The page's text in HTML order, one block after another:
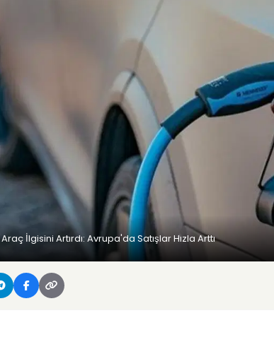
İlgisini Artırdı: Avrupa'da Satışlar Hızla Arttı